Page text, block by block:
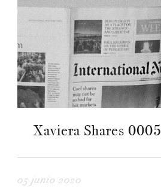
Xaviera Shares 0005
05 junio 2020